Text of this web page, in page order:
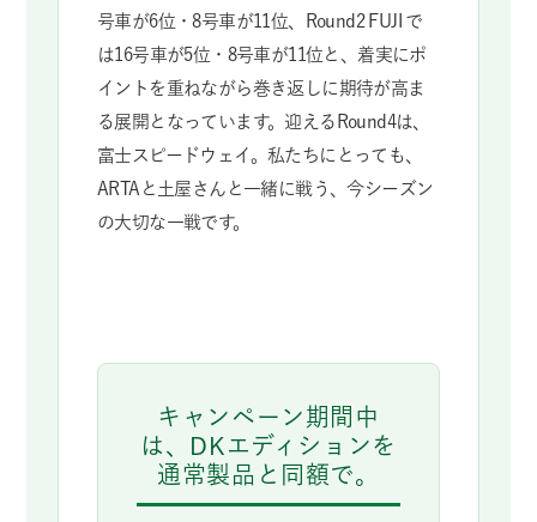
号車が6位・8号車が11位、Round2 FUJI で
は16号車が5位・8号車が11位と、着実にポ
イントを重ねながら巻き返しに期待が高ま
る展開となっています。迎えるRound4は、
富士スピードウェイ。私たちにとっても、
ARTAと土屋さんと一緒に戦う、今シーズン
の大切な一戦です。
キャンペーン期間中
は、DKエディションを
通常製品と同額で。